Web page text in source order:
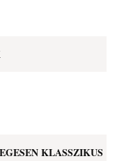
KLASSZIKUS